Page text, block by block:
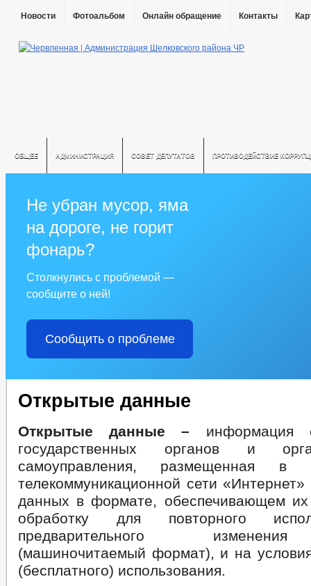
Новости Фотоальбом Онлайн обращение Контакты
ОБЩЕЕ АДМИНИСТРАЦИЯ СОВЕТ ДЕПУТАТОВ ПРОТИВОДЕЙСТВИЕ
Не убран мусор, яма
на дороге, не горит
фонарь?
Столкнулись с проблемой —
сообщите о ней!
Сообщить о проблеме
Открытые данные
Открытые данные – информация
государственных органов и
самоуправления, размещенная в
телекоммуникационной сети
данных в формате, обеспечивающем их
обработку для повторного
предварительного
(машиночитаемый формат), и на
(бесплатного) использования.